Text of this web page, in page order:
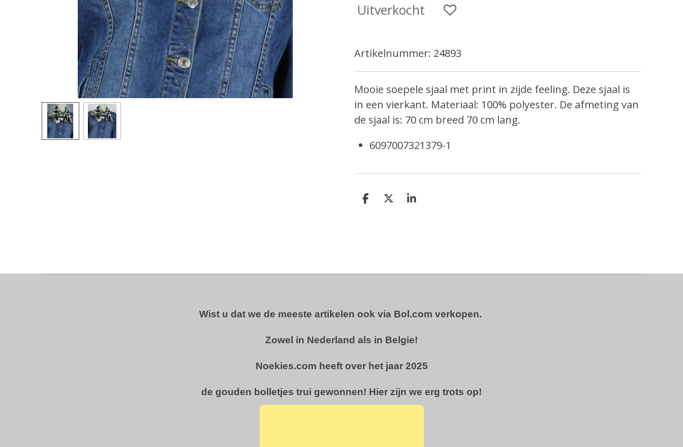
Uitverkocht
Artikelnummer: 24893
Mooie soepele sjaal met print in zijde feeling. Deze sjaal is
in een vierkant. Materiaal: 100% polyester. De afmeting van
de sjaal is: 70 cm breed 70 cm lang.
6097007321379-1
D
D
S
Wist u dat we de meeste artikelen ook via Bol.com verkopen.
Zowel in Nederland als in Belgie!
Noekies.com heeft over het jaar 2025
de gouden bolletjes trui gewonnen! Hier zijn we erg trots op!